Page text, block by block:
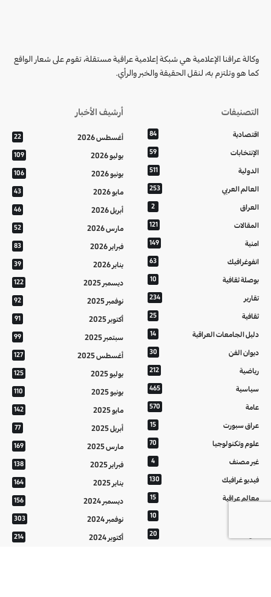
وكالة عراقنا الإعلامية هي شبكة إعلامية عراقية مستقلة، تقوم على شعار الواقع
كما هو وتلتزم به، لنقل الحقيقة والخبر والرأي.
التصنيفات
اقتصادية 84
الإنتخابات 59
الدولية 511
العالم العربي 253
العراق 2
المقالات 121
امنية 149
انفوغرافيك 63
بوصلة ثقافية 10
تقارير 234
ثقافية 25
دليل الجامعات العراقية 14
ديوان الفن 30
رياضية 212
سياسية 465
عامة 570
عراق سبورت 15
علوم وتكنولوجيا 70
غير مصنف 4
فيديو غرافيك 130
معالم عراقية 15
10
20
أرشيف الأخبار
أغسطس 2026 22
يوليو 2026 109
يونيو 2026 106
مايو 2026 43
أبريل 2026 46
مارس 2026 52
فبراير 2026 83
يناير 2026 39
ديسمبر 2025 122
نوفمبر 2025 92
أكتوبر 2025 91
سبتمبر 2025 99
أغسطس 2025 127
يوليو 2025 125
يونيو 2025 110
مايو 2025 142
أبريل 2025 77
مارس 2025 169
فبراير 2025 138
يناير 2025 164
ديسمبر 2024 156
نوفمبر 2024 303
أكتوبر 2024 214